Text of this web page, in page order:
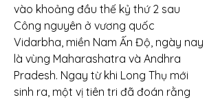
vào khoảng đầu thế kỷ thứ 2 sau
Công nguyên ở vương quốc
Vidarbha, miền Nam Ấn Độ, ngày nay
là vùng Maharashatra và Andhra
Pradesh. Ngay từ khi Long Thụ mới
sinh ra, một vị tiên tri đã đoán rằng